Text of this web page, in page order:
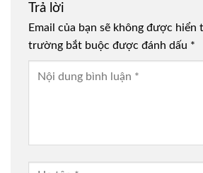
Trả lời
Email của bạn sẽ không được hiển
trường bắt buộc được đánh dấu *